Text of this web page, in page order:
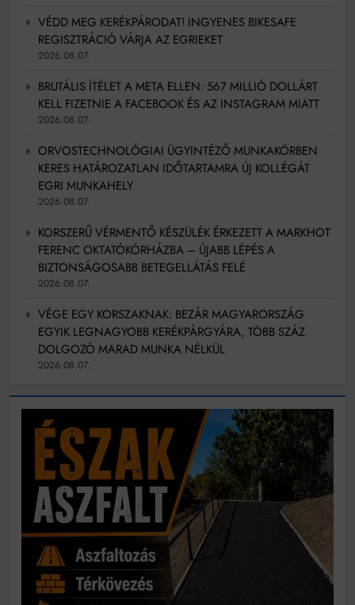
VÉDD MEG KERÉKPÁRODAT! INGYENES BIKESAFE
REGISZTRÁCIÓ VÁRJA AZ EGRIEKET
2026.08.07.
BRUTÁLIS ÍTÉLET A META ELLEN: 567 MILLIÓ DOLLÁRT
KELL FIZETNIE A FACEBOOK ÉS AZ INSTAGRAM MIATT
2026.08.07.
ORVOSTECHNOLÓGIAI ÜGYINTÉZŐ MUNKAKÖRBEN
KERES HATÁROZATLAN IDŐTARTAMRA ÚJ KOLLÉGÁT
EGRI MUNKAHELY
2026.08.07.
KORSZERŰ VÉRMENTŐ KÉSZÜLÉK ÉRKEZETT A MARKHOT
FERENC OKTATÓKÓRHÁZBA – ÚJABB LÉPÉS A
BIZTONSÁGOSABB BETEGELLÁTÁS FELÉ
2026.08.07.
VÉGE EGY KORSZAKNAK: BEZÁR MAGYARORSZÁG
EGYIK LEGNAGYOBB KERÉKPÁRGYÁRA, TÖBB SZÁZ
DOLGOZÓ MARAD MUNKA NÉLKÜL
2026.08.07.